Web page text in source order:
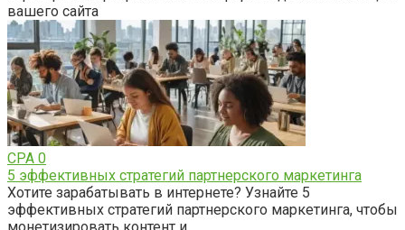
вашего сайта
CPA 0
5 эффективных стратегий партнерского маркетинга
Хотите зарабатывать в интернете? Узнайте 5
эффективных стратегий партнерского маркетинга, чтобы